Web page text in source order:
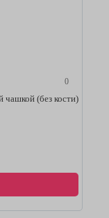
0
чашкой (без кости)